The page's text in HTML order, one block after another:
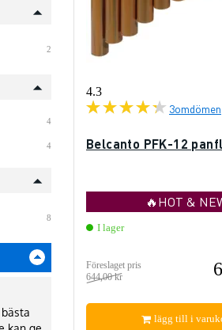
2
4
4
8
4.3
3omdömen
Belcanto PFK-12
🔥HOT &
I lager
Föreslaget pris
644,00 kr
lägg till i